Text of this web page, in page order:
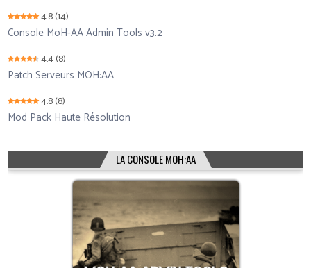
4.8(14)
Console MoH-AA Admin Tools v3.2
4.4(8)
Patch Serveurs MOH:AA
4.8(8)
Mod Pack Haute Résolution
LA CONSOLE MOH:AA